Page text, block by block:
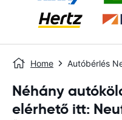
Home Autóbérlés
Néhány
elérhető itt: